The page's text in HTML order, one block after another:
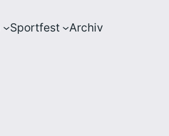
Sportfest Archiv